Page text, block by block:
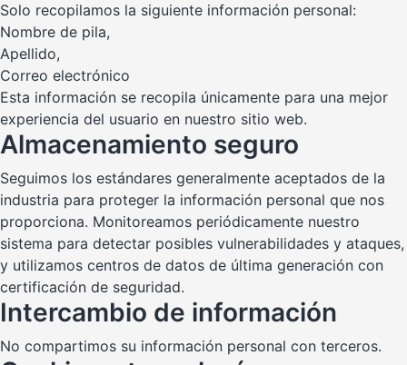
Solo recopilamos la siguiente información personal:
Nombre de pila,
Apellido,
Correo electrónico
Esta información se recopila únicamente para una mejor
experiencia del usuario en nuestro sitio web.
Almacenamiento seguro
Seguimos los estándares generalmente aceptados de la
industria para proteger la información personal que nos
proporciona. Monitoreamos periódicamente nuestro
sistema para detectar posibles vulnerabilidades y ataques,
y utilizamos centros de datos de última generación con
certificación de seguridad.
Intercambio de información
No compartimos su información personal con terceros.